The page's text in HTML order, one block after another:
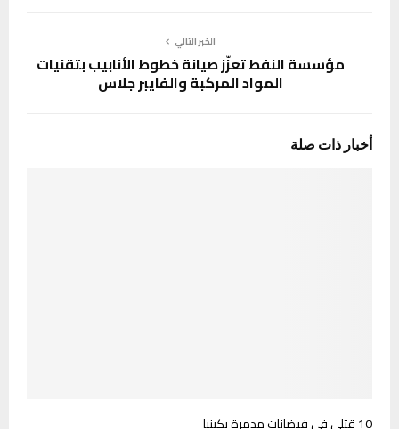
الخبر التالي
مؤسسة النفط تعزّز صيانة خطوط الأنابيب بتقنيات
المواد المركبة والفايبر جلاس
أخبار ذات صلة
10 قتلى في فيضانات مدمرة بكينيا